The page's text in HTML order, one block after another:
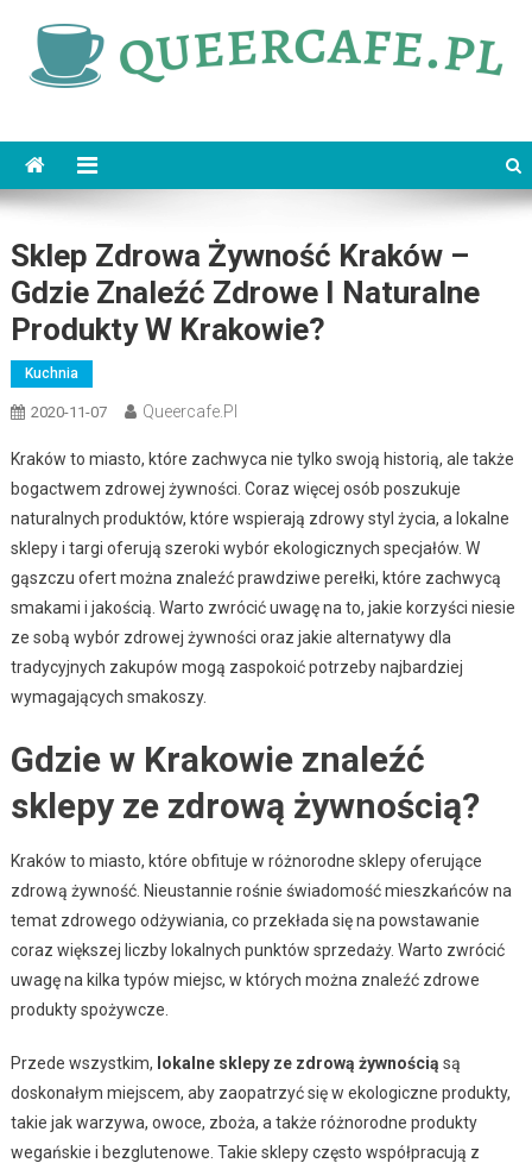
content
Sklep Zdrowa Żywność Kraków –
Gdzie Znaleźć Zdrowe I Naturalne
Produkty W Krakowie?
Kuchnia
2020-11-07 Queercafe.pl
Kraków to miasto, które zachwyca nie tylko swoją historią, ale także
bogactwem zdrowej żywności. Coraz więcej osób poszukuje
naturalnych produktów, które wspierają zdrowy styl życia, a lokalne
sklepy i targi oferują szeroki wybór ekologicznych specjałów. W
gąszczu ofert można znaleźć prawdziwe perełki, które zachwycą
smakami i jakością. Warto zwrócić uwagę na to, jakie korzyści niesie
ze sobą wybór zdrowej żywności oraz jakie alternatywy dla
tradycyjnych zakupów mogą zaspokoić potrzeby najbardziej
wymagających smakoszy.
Gdzie w Krakowie znaleźć
sklepy ze zdrową żywnością?
Kraków to miasto, które obfituje w różnorodne sklepy oferujące
zdrową żywność. Nieustannie rośnie świadomość mieszkańców na
temat zdrowego odżywiania, co przekłada się na powstawanie
coraz większej liczby lokalnych punktów sprzedaży. Warto zwrócić
uwagę na kilka typów miejsc, w których można znaleźć zdrowe
produkty spożywcze.
Przede wszystkim, lokalne sklepy ze zdrową żywnością są
doskonałym miejscem, aby zaopatrzyć się w ekologiczne produkty,
takie jak warzywa, owoce, zboża, a także różnorodne produkty
wegańskie i bezglutenowe. Takie sklepy często współpracują z